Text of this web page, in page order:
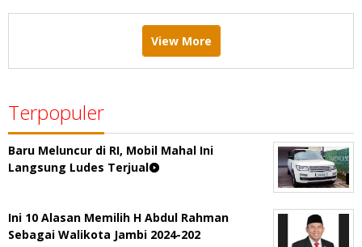
View More
Terpopuler
Baru Meluncur di RI, Mobil Mahal Ini
Langsung Ludes Terjual
Ini 10 Alasan Memilih H Abdul Rahman
Sebagai Walikota Jambi 2024-202